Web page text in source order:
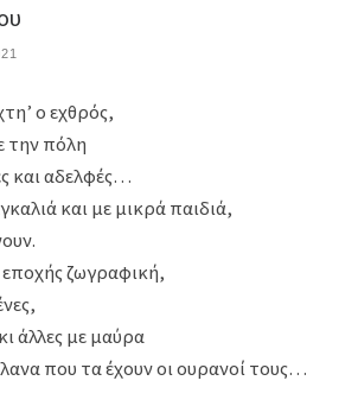
ο εχθρός,
την πόλη
και αδελφές…
και με μικρά παιδιά,
εποχής ζωγραφική,
άλλες με μαύρα
που τα έχουν οι ουρανοί τους…